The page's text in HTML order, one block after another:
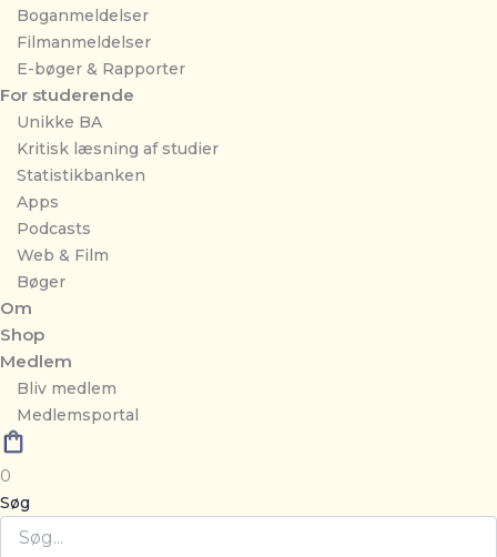
Boganmeldelser
Filmanmeldelser
E-bøger & Rapporter
For studerende
Unikke BA
Kritisk læsning af studier
Statistikbanken
Apps
Podcasts
Web & Film
Bøger
Om
Shop
Medlem
Bliv medlem
Medlemsportal
0
Søg